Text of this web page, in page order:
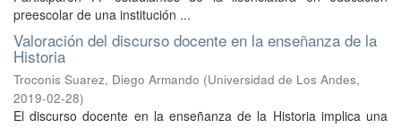
preescolar de una institución ...
Valoración del discurso docente en la enseñanza de la
Historia
Troconis Suarez, Diego Armando (Universidad de Los Andes,
2019-02-28)
El discurso docente en la enseñanza de la Historia implica una